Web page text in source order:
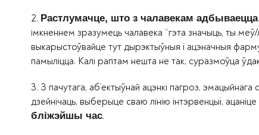
2. Растлумачце, што з чалавекам адбываецца
імкненнем зразумець чалавека “гэта значыць, ты
выкарыстоўвайце тут дырэктыўныя і ацэначныя
памыліцца. Калі раптам нешта не так, суразмоўца
3. З пачутага, аб’ектыўнай ацэнкі пагроз, эмацыйнага
дзейнічаць, выберыце сваю лінію інтэрвенцыі,
бліжэйшы час.